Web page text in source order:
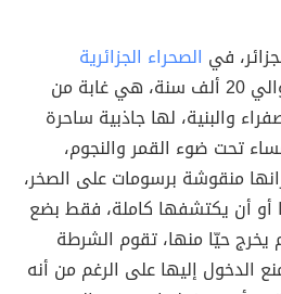
في الصحراء الجزائرية
الواسعة، يقدر عمرها بحوالي 20 ألف سنة، هي غابة من
والبنية، لها جاذبية ساحرة
تحت ضوء القمر والنجوم،
منقوشة برسومات على الصخر،
أو أن يكتشفها كاملة، فقط بضع
يخرج حيّا منها، تقوم الشرطة
الدخول إليها على الرغم من أنه